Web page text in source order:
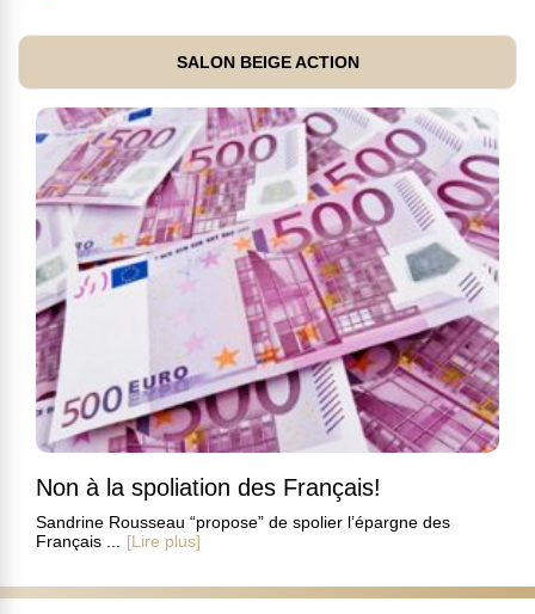
SALON BEIGE ACTION
Non à la spoliation des Français!
Sandrine Rousseau “propose” de spolier l’épargne des
Français ...
[Lire plus]